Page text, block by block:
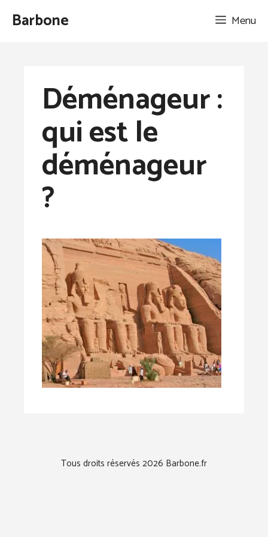
AllerBarbone Menu
Déménageur :
qui est le
déménageur
?
Tous droits réservés 2026 Barbone.fr